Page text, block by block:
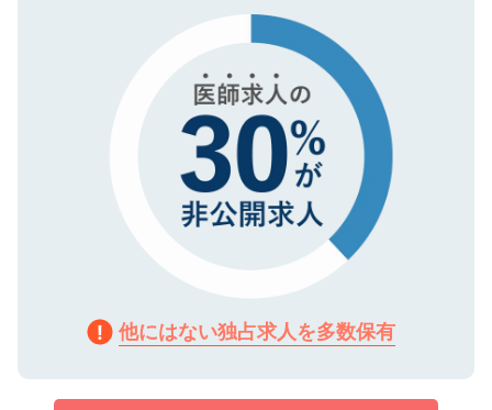
で、機密保持に関してもご安心ください。
他にはない独占求人を多数保有